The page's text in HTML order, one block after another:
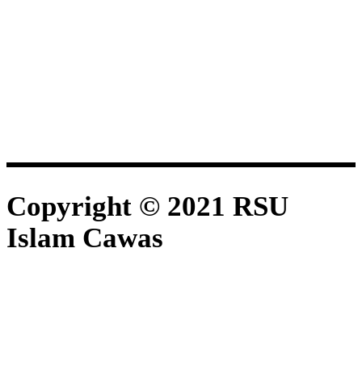
Copyright © 2021 RSU
Islam Cawas